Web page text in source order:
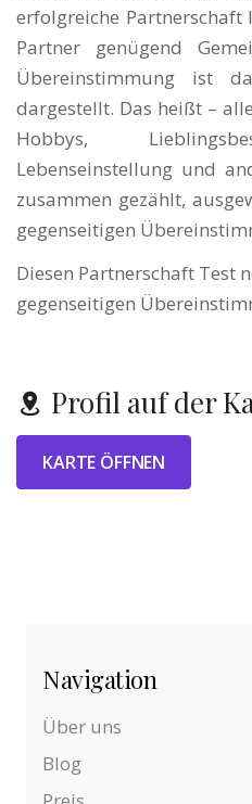
erfolgreiche
Partner genügend
Übereinstimmung ist
dargestellt. Das heißt –
Hobbys,
Lebenseinstellung und
zusammen gezählt,
gegenseitigen
Diesen Partnerschaft Test
gegenseitigen
Profil auf der
KARTE ÖFFNEN
Navigation
Über uns
Blog